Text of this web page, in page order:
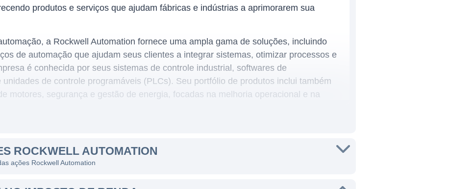
produtos e serviços que ajudam fábricas e indústrias a aprimorarem sua
a Rockwell Automation fornece uma ampla gama de soluções, incluindo
de automação que ajudam seus clientes a integrar sistemas, otimizar processos e
é conhecida por seus sistemas de controle industrial, softwares de
de controle programáveis (PLCs). Seu portfólio de produtos inclui também
motores, segurança e gestão de energia, focadas na melhoria operacional e na
estrategicamente em várias indústrias, incluindo automotiva, alimentos e
e gás, e muitas outras. Com uma presença global, a empresa opera em mais de
ROCKWELL AUTOMATION
ações Rockwell Automation